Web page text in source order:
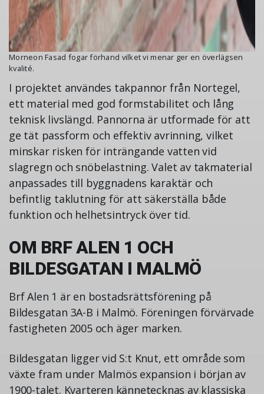
Morneon Fasad fogar förhand vilket vi menar ger en överlägsen
kvalité.
I projektet användes takpannor från Nortegel,
ett material med god formstabilitet och lång
teknisk livslängd. Pannorna är utformade för att
ge tät passform och effektiv avrinning, vilket
minskar risken för inträngande vatten vid
slagregn och snöbelastning. Valet av takmaterial
anpassades till byggnadens karaktär och
befintlig taklutning för att säkerställa både
funktion och helhetsintryck över tid.
OM BRF ALEN 1 OCH
BILDESGATAN I MALMÖ
Brf Alen 1 är en bostadsrättsförening på
Bildesgatan 3A-B i Malmö. Föreningen förvärvade
fastigheten 2005 och äger marken.
Bildesgatan ligger vid S:t Knut, ett område som
växte fram under Malmös expansion i början av
1900-talet. Kvarteren kännetecknas av klassiska